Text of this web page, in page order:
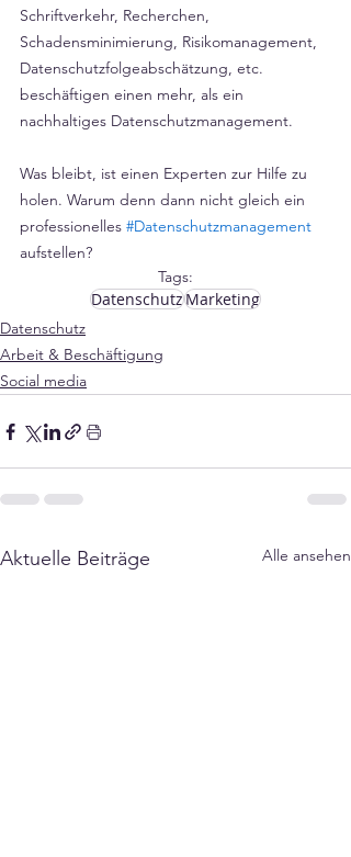
Schriftverkehr, Recherchen,
Schadensminimierung, Risikomanagement,
Datenschutzfolgeabschätzung, etc.
beschäftigen einen mehr, als ein
nachhaltiges Datenschutzmanagement.
Was bleibt, ist einen Experten zur Hilfe zu
holen. Warum denn dann nicht gleich ein
professionelles #Datenschutzmanagement
aufstellen?
Tags:
DatenschutzMarketing
Datenschutz
Arbeit & Beschäftigung
Social media
Aktuelle Beiträge Alle ansehen